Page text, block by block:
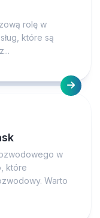
rolę w
które są
w
które
Warto